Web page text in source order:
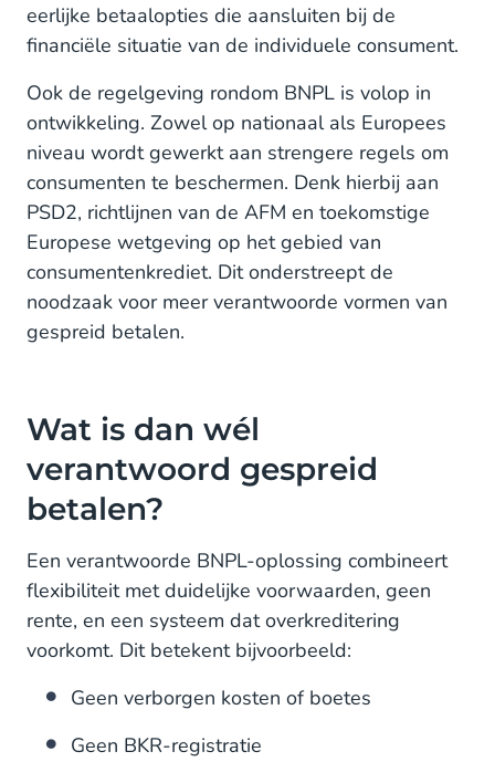
eerlijke betaalopties die aansluiten bij de
financiële situatie van de individuele consument.
Ook de regelgeving rondom BNPL is volop in
ontwikkeling. Zowel op nationaal als Europees
niveau wordt gewerkt aan strengere regels om
consumenten te beschermen. Denk hierbij aan
PSD2, richtlijnen van de AFM en toekomstige
Europese wetgeving op het gebied van
consumentenkrediet. Dit onderstreept de
noodzaak voor meer verantwoorde vormen van
gespreid betalen.
Wat is dan wél
verantwoord gespreid
betalen?
Een verantwoorde BNPL-oplossing combineert
flexibiliteit met duidelijke voorwaarden, geen
rente, en een systeem dat overkreditering
voorkomt. Dit betekent bijvoorbeeld:
Geen verborgen kosten of boetes
Geen BKR-registratie